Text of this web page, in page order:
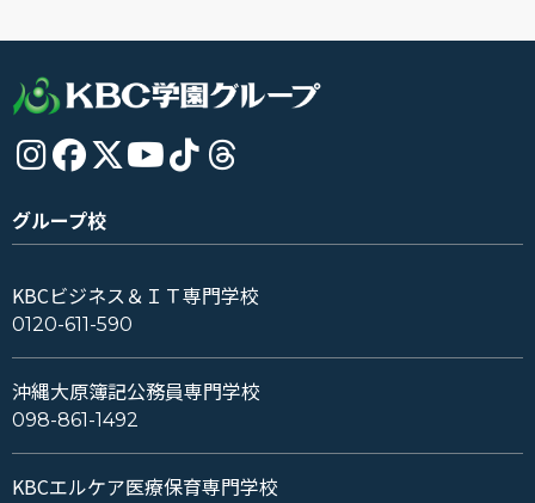
グループ校
KBCビジネス＆ＩＴ専門学校
0120-611-590
沖縄大原簿記公務員専門学校
098-861-1492
KBCエルケア医療保育専門学校